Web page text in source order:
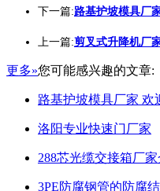
下一篇:路基护坡模具厂
上一篇:剪叉式升降机厂
更多»您可能感兴趣的文章:
路基护坡模具厂家 欢
洛阳专业快速门厂家
288芯光缆交接箱厂
3PE防腐钢管的防腐